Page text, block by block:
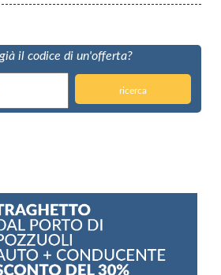
il codice di un'offerta?
ricerca